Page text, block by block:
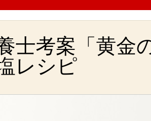
士考案「黄
レシピ